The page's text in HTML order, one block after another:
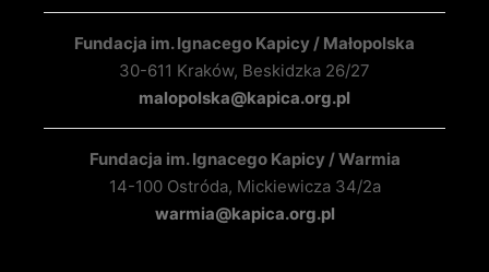
Fundacja im. Ignacego Kapicy / Małopolska
30-611 Kraków, Beskidzka 26/27
malopolska@kapica.org.pl
Fundacja im. Ignacego Kapicy / Warmia
14-100 Ostróda, Mickiewicza 34/2a
warmia@kapica.org.pl